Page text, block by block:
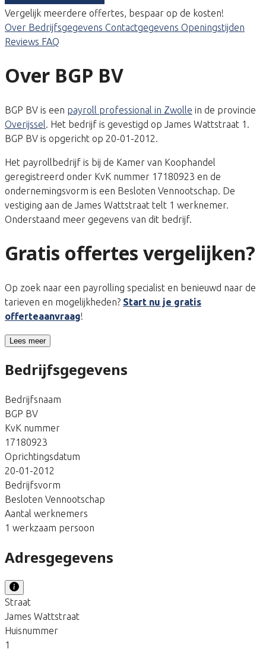
Vergelijk meerdere offertes, bespaar op de kosten!
Over Bedrijfsgegevens Contactgegevens Openingstijden
Reviews FAQ
Over BGP BV
BGP BV is een payroll professional in Zwolle in de provincie
Overijssel. Het bedrijf is gevestigd op James Wattstraat 1.
BGP BV is opgericht op 20-01-2012.
Het payrollbedrijf is bij de Kamer van Koophandel
geregistreerd onder KvK nummer 17180923 en de
ondernemingsvorm is een Besloten Vennootschap. De
vestiging aan de James Wattstraat telt 1 werknemer.
Onderstaand meer gegevens van dit bedrijf.
Gratis offertes vergelijken?
Op zoek naar een payrolling specialist en benieuwd naar de
tarieven en mogelijkheden? Start nu je gratis
offerteaanvraag!
Lees meer
Bedrijfsgegevens
Bedrijfsnaam
BGP BV
KvK nummer
17180923
Oprichtingsdatum
20-01-2012
Bedrijfsvorm
Besloten Vennootschap
Aantal werknemers
1 werkzaam persoon
Adresgegevens
Straat
James Wattstraat
Huisnummer
1